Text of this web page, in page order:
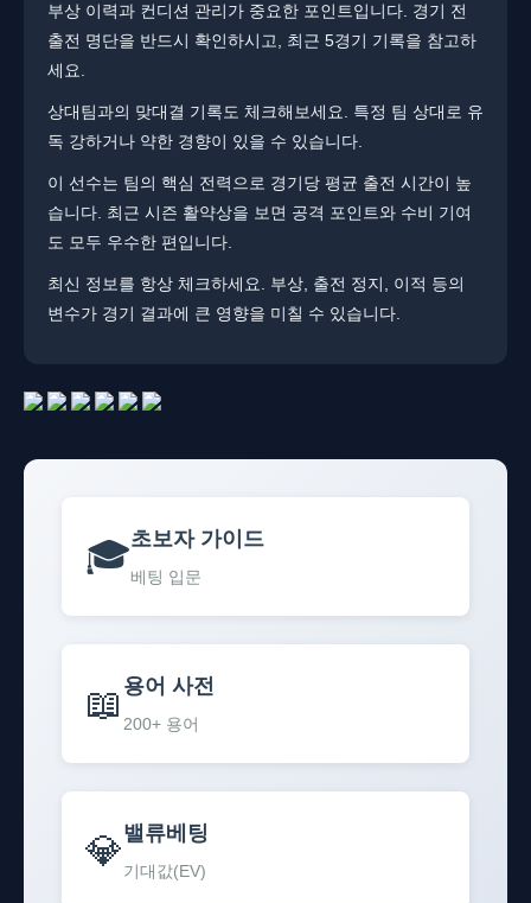
부상 이력과 컨디션 관리가 중요한 포인트입니다. ​​경기 전
출전 명단을 반드시 확인하시고, 최근 5경기 기록을 참고하
세요.
상대팀과의 맞대결 기록도 체크해보세요. ​특정 팀 상대로 유
독 강하거나 약한 경향이 있을 수 있습니다.
이 선수는 팀의 핵심 전력으로 경기당 평균 출전 시간이 높
습니다. ​​최근 시즌 활약상을 보면 공격 포인트와 수비 기여
도 모두 우수한 편입니다.
최신 정보를 항상 체크하세요. ​​부상, 출전 정지, 이적 등의
변수가 경기 결과에 큰 영향을 미칠 수 있습니다.
🎓초보자 가이드
베팅 입문
📖 용어 사전
200+ 용어
💎밸류베팅
기대값(EV)